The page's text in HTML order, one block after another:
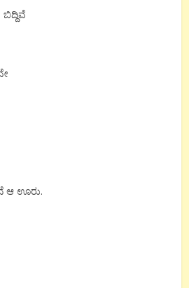
ಆ ಊರು.